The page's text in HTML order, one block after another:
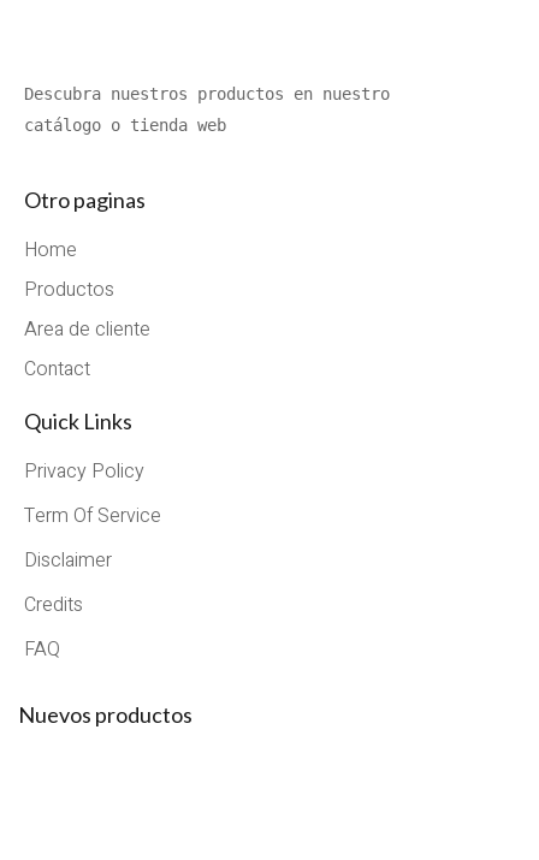
Descubra nuestros productos en nuestro
catálogo o tienda web
Otro paginas
Home
Productos
Area de cliente
Contact
Quick Links
Privacy Policy
Term Of Service
Disclaimer
Credits
FAQ
Nuevos productos